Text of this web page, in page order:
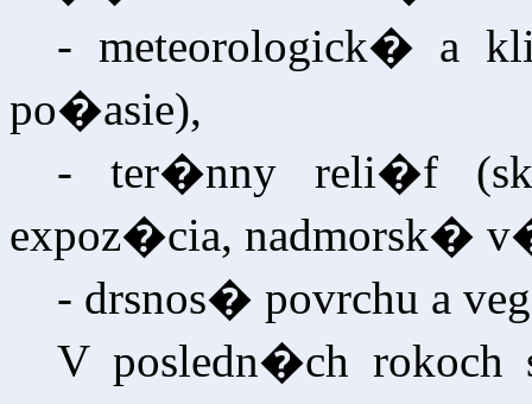
- meteorologick� a
po�asie),
- ter�nny reli�f
expoz�cia, nadmorsk�
- drsnos� povrchu a
V posledn�ch